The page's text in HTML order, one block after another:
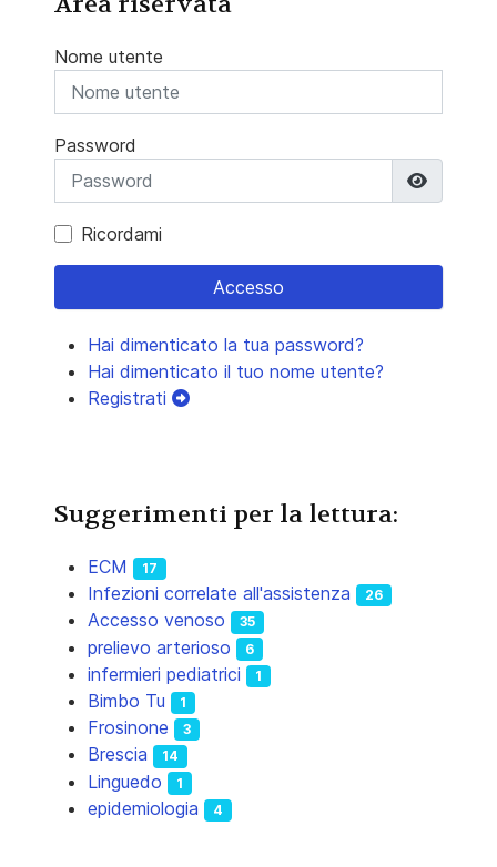
Nome utente
Password
Ricordami
Accesso
Hai dimenticato la tua password?
Hai dimenticato il tuo nome utente?
Registrati
Suggerimenti per la lettura:
ECM 17
Infezioni correlate all'assistenza 26
Accesso venoso 35
prelievo arterioso 6
infermieri pediatrici 1
Bimbo Tu 1
Frosinone 3
Brescia 14
Linguedo 1
epidemiologia 4